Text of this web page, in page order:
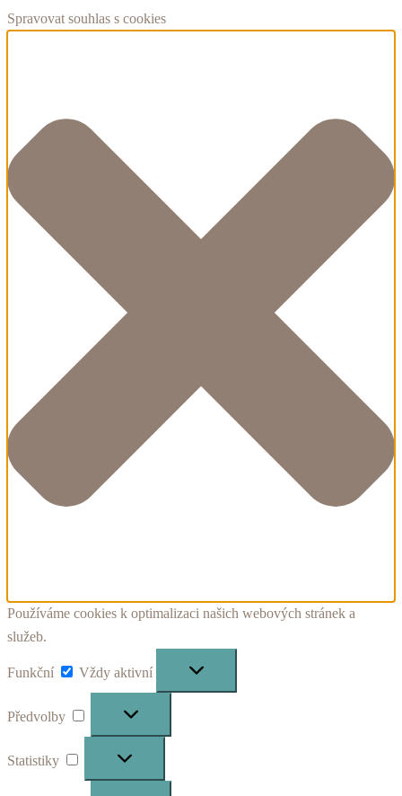
Spravovat souhlas s cookies
Používáme cookies k optimalizaci našich webových stránek a
služeb.
Funkční
Vždy aktivní
Předvolby
Statistiky